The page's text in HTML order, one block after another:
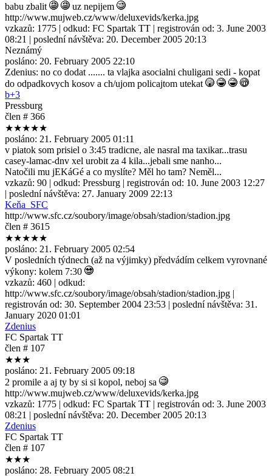
babu zbalit
uz nepijem
http://www.mujweb.cz/www/deluxevids/kerka.jpg
vzkazů: 1775 | odkud: FC Spartak TT | registrován od: 3. June 2003
08:21 | poslední návštěva: 20. December 2005 20:13
Neznámý
posláno: 20. February 2005 22:10
Zdenius: no co dodat ....... ta vlajka asocialni chuligani sedi - kopat
do odpadkovych kosov a ch/ujom policajtom utekat
b+3
Pressburg
člen # 366
★★★★★
posláno: 21. February 2005 01:11
v piatok som prisiel o 3:45 tradicne, ale nasral ma taxikar...trasu
casey-lamac-dnv xel urobit za 4 kila...jebali sme nanho...
Natočili mu jEKáGé a co myslíte? Měl ho tam? Neměl...
vzkazů: 90 | odkud: Pressburg | registrován od: 10. June 2003 12:27
| poslední návštěva: 27. January 2009 22:13
Keňa_SFC
http://www.sfc.cz/soubory/image/obsah/stadion/stadion.jpg
člen # 3615
★★★★★
posláno: 21. February 2005 02:54
V posledních týdnech (až na výjimky) předvádím celkem vyrovnané
výkony: kolem 7:30
vzkazů: 460 | odkud:
http://www.sfc.cz/soubory/image/obsah/stadion/stadion.jpg |
registrován od: 30. September 2004 23:53 | poslední návštěva: 31.
January 2020 01:01
Zdenius
FC Spartak TT
člen # 107
★★★
posláno: 21. February 2005 09:18
2 promile a aj ty by si si kopol, neboj sa
http://www.mujweb.cz/www/deluxevids/kerka.jpg
vzkazů: 1775 | odkud: FC Spartak TT | registrován od: 3. June 2003
08:21 | poslední návštěva: 20. December 2005 20:13
Zdenius
FC Spartak TT
člen # 107
★★★
posláno: 28. February 2005 08:21